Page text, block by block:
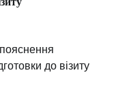
до візиту